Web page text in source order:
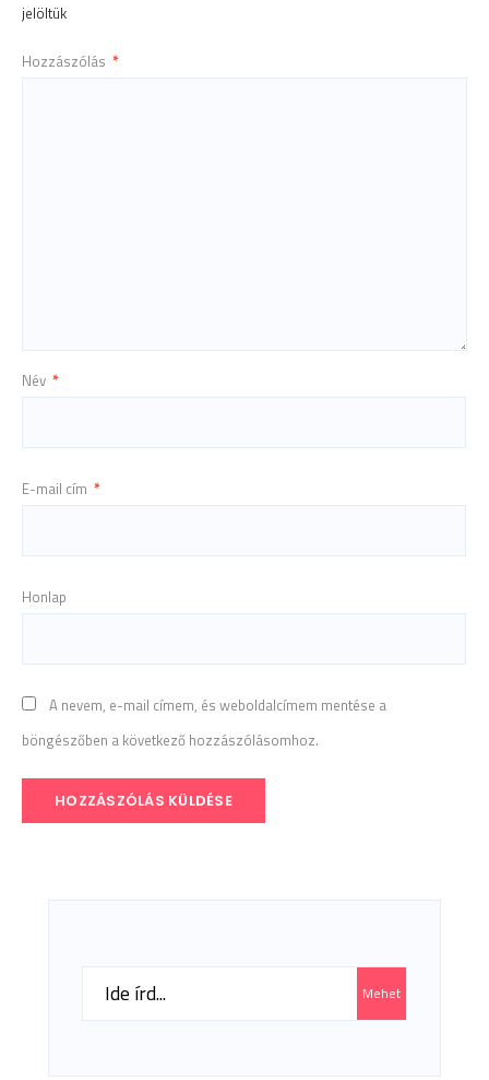
jelöltük
Hozzászólás *
Név *
E-mail cím *
Honlap
A nevem, e-mail címem, és weboldalcímem mentése a
böngészőben a következő hozzászólásomhoz.
Search
Mehet